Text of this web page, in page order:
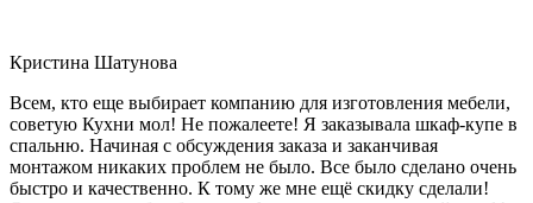
Кристина Шатунова
Всем, кто еще выбирает компанию для изготовления мебели,
советую Кухни мол! Не пожалеете! Я заказывала шкаф-купе в
спальню. Начиная с обсуждения заказа и заканчивая
монтажом никаких проблем не было. Все было сделано очень
быстро и качественно. К тому же мне ещё скидку сделали!